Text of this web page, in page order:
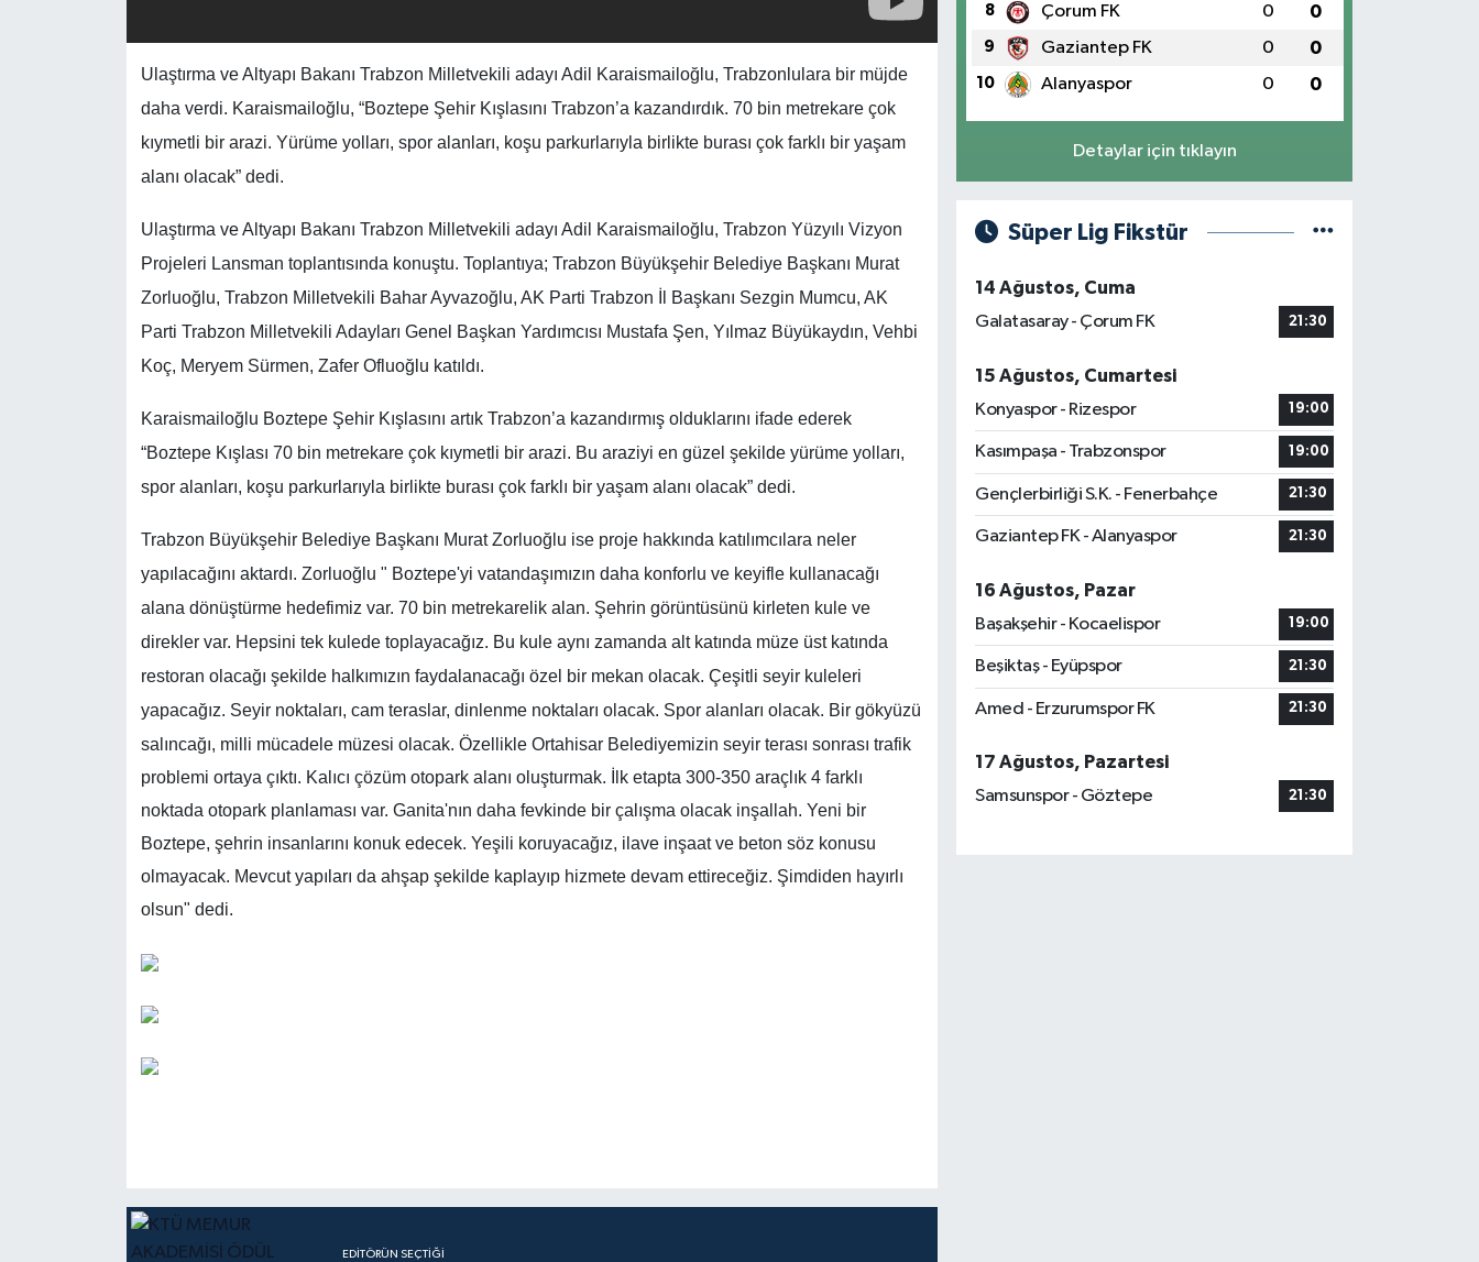
Ulaştırma ve Altyapı Bakanı Trabzon Milletvekili adayı Adil Karaismailoğlu, Trabzonlulara bir müjde
daha verdi. Karaismailoğlu, “Boztepe Şehir Kışlasını Trabzon’a kazandırdık. 70 bin metrekare çok
kıymetli bir arazi. Yürüme yolları, spor alanları, koşu parkurlarıyla birlikte burası çok farklı bir yaşam
alanı olacak” dedi.
Ulaştırma ve Altyapı Bakanı Trabzon Milletvekili adayı Adil Karaismailoğlu, Trabzon Yüzyılı Vizyon
Projeleri Lansman toplantısında konuştu. Toplantıya; Trabzon Büyükşehir Belediye Başkanı Murat
Zorluoğlu, Trabzon Milletvekili Bahar Ayvazoğlu, AK Parti Trabzon İl Başkanı Sezgin Mumcu, AK
Parti Trabzon Milletvekili Adayları Genel Başkan Yardımcısı Mustafa Şen, Yılmaz Büyükaydın, Vehbi
Koç, Meryem Sürmen, Zafer Ofluoğlu katıldı.
Karaismailoğlu Boztepe Şehir Kışlasını artık Trabzon’a kazandırmış olduklarını ifade ederek
“Boztepe Kışlası 70 bin metrekare çok kıymetli bir arazi. Bu araziyi en güzel şekilde yürüme yolları,
spor alanları, koşu parkurlarıyla birlikte burası çok farklı bir yaşam alanı olacak” dedi.
Trabzon Büyükşehir Belediye Başkanı Murat Zorluoğlu ise proje hakkında katılımcılara neler
yapılacağını aktardı. Zorluoğlu " Boztepe'yi vatandaşımızın daha konforlu ve keyifle kullanacağı
alana dönüştürme hedefimiz var. 70 bin metrekarelik alan. Şehrin görüntüsünü kirleten kule ve
direkler var. Hepsini tek kulede toplayacağız. Bu kule aynı zamanda alt katında müze üst katında
restoran olacağı şekilde halkımızın faydalanacağı özel bir mekan olacak. Çeşitli seyir kuleleri
yapacağız. Seyir noktaları, cam teraslar, dinlenme noktaları olacak. Spor alanları olacak. Bir gökyüzü
salıncağı, milli mücadele müzesi olacak. Özellikle Ortahisar Belediyemizin seyir terası sonrası trafik
problemi ortaya çıktı. Kalıcı çözüm otopark alanı oluşturmak. İlk etapta 300-350 araçlık 4 farklı
noktada otopark planlaması var. Ganita'nın daha fevkinde bir çalışma olacak inşallah. Yeni bir
Boztepe, şehrin insanlarını konuk edecek. Yeşili koruyacağız, ilave inşaat ve beton söz konusu
olmayacak. Mevcut yapıları da ahşap şekilde kaplayıp hizmete devam ettireceğiz. Şimdiden hayırlı
olsun" dedi.
EDITÖRÜN SEÇTIĞI
8 Çorum FK 0 0
9 Gaziantep FK 0 0
10 Alanyaspor 0 0
Detaylar için tıklayın
Süper Lig Fikstür
14 Ağustos, Cuma
Galatasaray - Çorum FK
21:30
15 Ağustos, Cumartesi
Konyaspor - Rizespor
19:00
Kasımpaşa - Trabzonspor 19:00
Gençlerbirliği S.K. - Fenerbahçe 21:30
Gaziantep FK - Alanyaspor 21:30
16 Ağustos, Pazar
Başakşehir - Kocaelispor
19:00
Beşiktaş - Eyüpspor 21:30
Amed - Erzurumspor FK 21:30
17 Ağustos, Pazartesi
Samsunspor - Göztepe
21:30